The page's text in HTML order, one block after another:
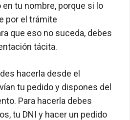
en tu nombre, porque si lo
por el trámite
que eso no suceda, debes
tácita.
hacerla desde el
tu pedido y dispones del
Para hacerla debes
tu DNI y hacer un pedido